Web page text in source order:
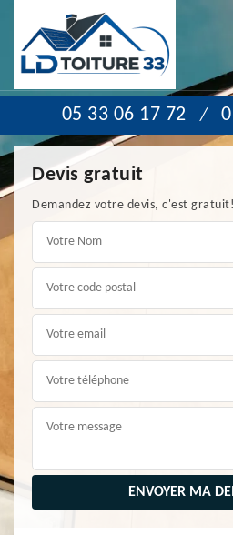
05 33 06 17 72 /
Devis gratuit
Demandez votre devis, c'est gratuit!